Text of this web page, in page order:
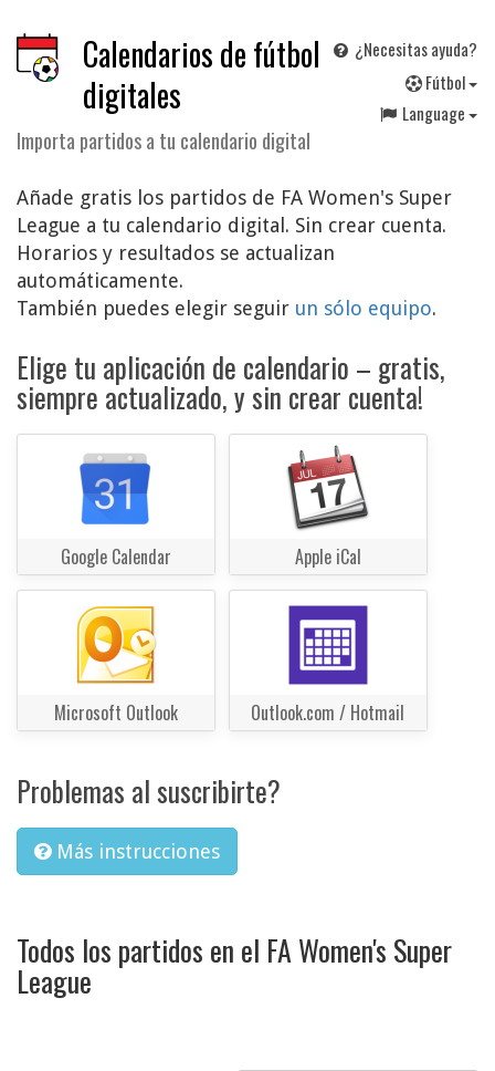
Calendarios de fútbol
digitales
Importa partidos a tu calendario digital
¿Necesitas ayuda?
Fútbol
Language
Añade gratis los partidos de FA Women's Super
League a tu calendario digital. Sin crear cuenta.
Horarios y resultados se actualizan
automáticamente.
También puedes elegir seguir un sólo equipo.
Elige tu aplicación de calendario – gratis,
siempre actualizado, y sin crear cuenta!
Google Calendar Apple iCal
Microsoft Outlook Outlook.com / Hotmail
Problemas al suscribirte?
Más instrucciones
Todos los partidos en el FA Women's Super
League